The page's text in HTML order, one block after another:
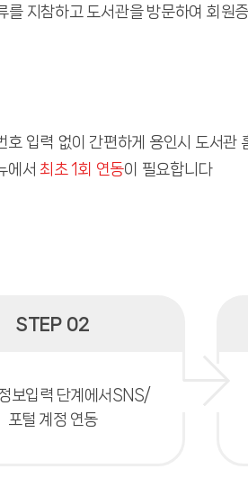
를 지참하고 도서관을 방문하여 회원
입력 없이 간편하게 용인시 도서관
에서 최초 1회 연동이 필요합니다
STEP 02
보입력 단계에서SNS/
포털 계정 연동